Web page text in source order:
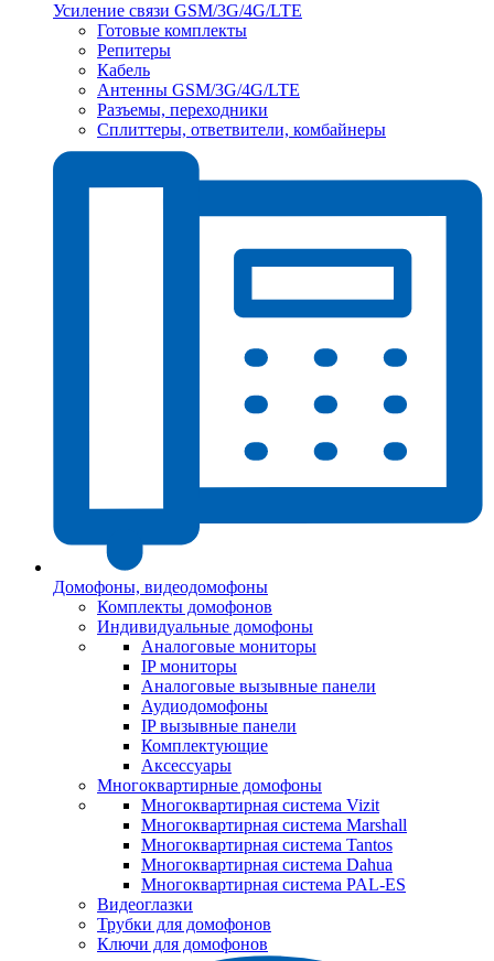
Усиление связи GSM/3G/4G/LTE
Готовые комплекты
Репитеры
Кабель
Антенны GSM/3G/4G/LTE
Разъемы, переходники
Сплиттеры, ответвители, комбайнеры
Домофоны, видеодомофоны
Комплекты домофонов
Индивидуальные домофоны
Аналоговые мониторы
IP мониторы
Аналоговые вызывные панели
Аудиодомофоны
IP вызывные панели
Комплектующие
Аксессуары
Многоквартирные домофоны
Многоквартирная система Vizit
Многоквартирная система Marshall
Многоквартирная система Tantos
Многоквартирная система Dahua
Многоквартирная система PAL-ES
Видеоглазки
Трубки для домофонов
Ключи для домофонов